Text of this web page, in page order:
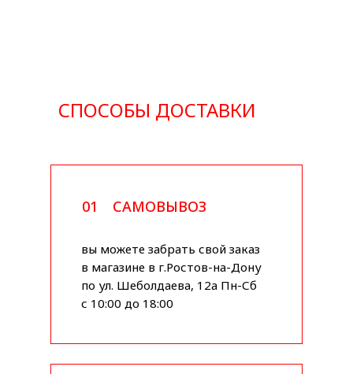
СПОСОБЫ ДОСТАВКИ
САМОВЫВОЗ
01
вы можете забрать свой заказ
в магазине в г.Ростов-на-Дону
по ул. Шеболдаева, 12а Пн-Сб
с 10:00 до 18:00